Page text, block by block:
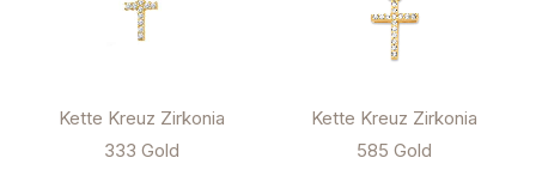
Kette Kreuz Zirkonia
333 Gold
Kette Kreuz Zirkonia
585 Gold